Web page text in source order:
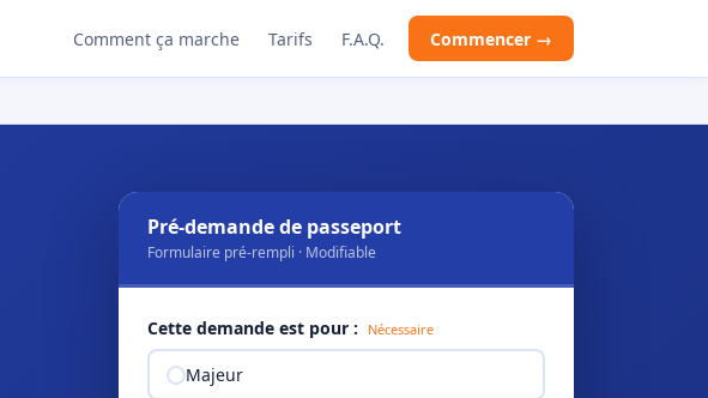
Comment ça marche Tarifs F.A.Q. Commencer →
Pré-demande de passeport
Formulaire pré-rempli · Modifiable
Cette demande est pour : Nécessaire
Majeur